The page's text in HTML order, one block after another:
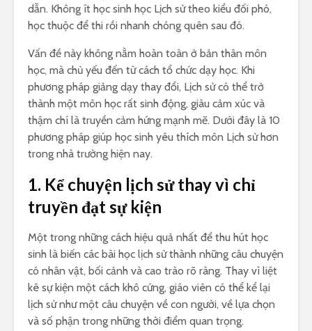
dẫn. Không ít học sinh học Lịch sử theo kiểu đối phó,
học thuộc để thi rồi nhanh chóng quên sau đó.
Vấn đề này không nằm hoàn toàn ở bản thân môn
học, mà chủ yếu đến từ cách tổ chức dạy học. Khi
phương pháp giảng dạy thay đổi, Lịch sử có thể trở
thành một môn học rất sinh động, giàu cảm xúc và
thậm chí là truyền cảm hứng mạnh mẽ. Dưới đây là 10
phương pháp giúp học sinh yêu thích môn Lịch sử hơn
trong nhà trường hiện nay.
1. Kể chuyện lịch sử thay vì chỉ
truyền đạt sự kiện
Một trong những cách hiệu quả nhất để thu hút học
sinh là biến các bài học lịch sử thành những câu chuyện
có nhân vật, bối cảnh và cao trào rõ ràng. Thay vì liệt
kê sự kiện một cách khô cứng, giáo viên có thể kể lại
lịch sử như một câu chuyện về con người, về lựa chọn
và số phận trong những thời điểm quan trọng.